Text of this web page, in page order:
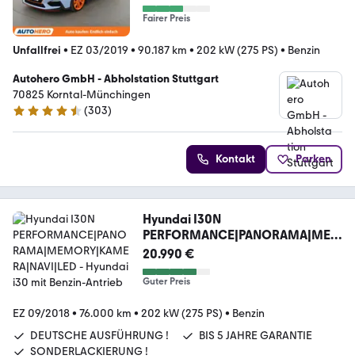
Fairer Preis
Unfallfrei • EZ 03/2019 • 90.187 km • 202 kW (275 PS) • Benzin
Autohero GmbH - Abholstation Stuttgart
70825 Korntal-Münchingen
4.4 Sterne
(303)
Kontakt Parken
Hyundai I30N
PERFORMANCE|PANORAMA|MEM
ORY|KAMERA|NAVI|LED
20.990 €
Guter Preis
EZ 09/2018• 76.000 km • 202 kW (275 PS) • Benzin
DEUTSCHE AUSFÜHRUNG !
BIS 5 JAHRE GARANTIE
SONDERLACKIERUNG !